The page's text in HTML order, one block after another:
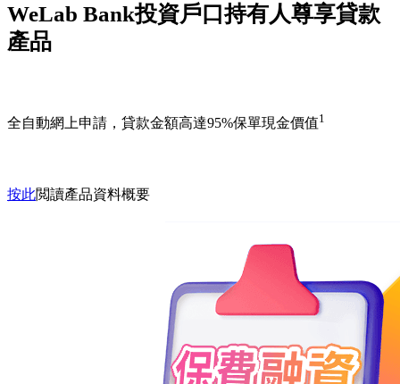
WeLab Bank投資戶口持有人尊享貸款
產品
全自動網上申請，貸款金額高達95%保單現金價值1
按此閲讀產品資料概要